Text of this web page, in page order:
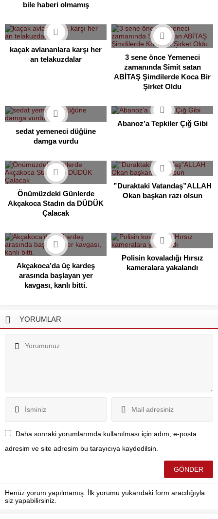
bile haberi olmamış
kaçak avlananlara karşı her
an telakuzdalar
3 sene önce Yemeneci
zamanında Simit satan
ABİTAŞ Şimdilerde Koca Bir
Şirket Oldu
sedat yemeneci düğüne
damga vurdu
Abanoz’a Tepkiler Çığ Gibi
Önümüzdeki Günlerde
Akçakoca Stadın da DÜDÜK
Çalacak
”Duraktaki Vatandaş”ALLAH
Okan başkan razı olsun
Akçakoca’da üç kardeş
arasında başlayan yer
kavgası, kanlı bitti.
Polisin kovaladığı Hırsız
kameralara yakalandı
YORUMLAR
Daha sonraki yorumlarımda kullanılması için adım, e-posta
adresim ve site adresim bu tarayıcıya kaydedilsin.
Henüz yorum yapılmamış. İlk yorumu yukarıdaki form aracılığıyla
siz yapabilirsiniz.